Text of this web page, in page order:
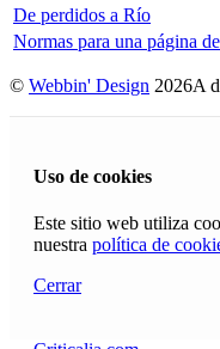
De perdidos a Río
Normas para una página
© Webbin' Design 2026A
Uso de cookies
Este sitio web utiliza
nuestra política de
Cerrar